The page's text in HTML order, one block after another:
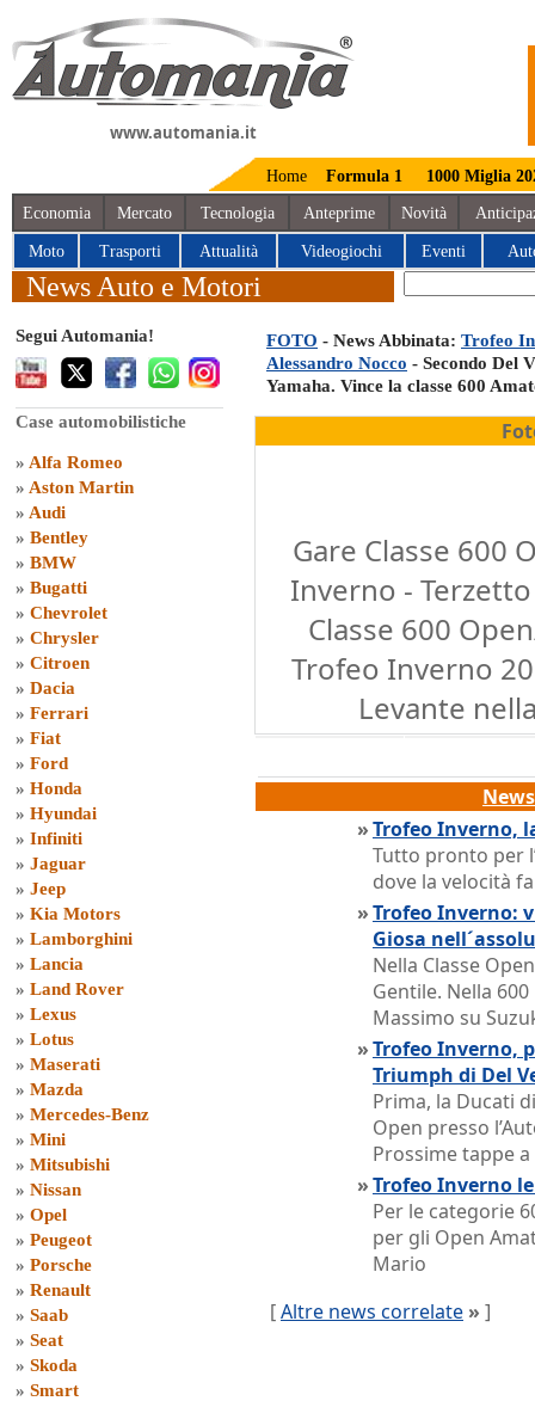
www.automania.it
Home Formula 1 1000 Miglia
Economia Mercato Tecnologia Anteprime Novità
Moto Trasporti Attualità Videogiochi Eventi
News Auto e Motori
Segui Automania!
Case automobilistiche
» Alfa Romeo
» Aston Martin
» Audi
» Bentley
» BMW
» Bugatti
» Chevrolet
» Chrysler
» Citroen
» Dacia
» Ferrari
» Fiat
» Ford
» Honda
» Hyundai
» Infiniti
» Jaguar
» Jeep
» Kia Motors
» Lamborghini
» Lancia
» Land Rover
» Lexus
» Lotus
» Maserati
» Mazda
» Mercedes-Benz
» Mini
» Mitsubishi
» Nissan
» Opel
» Peugeot
» Porsche
» Renault
» Saab
» Seat
» Skoda
» Smart
FOTO - News Abbinata: Trofeo
Alessandro Nocco - Secondo Del
Yamaha. Vince la classe 600
Gare Classe 600
Inverno -
Classe 600
Trofeo Inverno
Levante
»Trofeo Inverno,
Tutto pronto per
dove la velocità
»Trofeo Inverno:
Giosa
Nella Classe
Gentile. Nella
Massimo su
»Trofeo Inverno,
Triumph di Del
Prima, la Ducati
Open presso
Prossime tappe
»Trofeo Inverno
Per le categorie
per gli Open
Mario
[Altre news correlate » ]